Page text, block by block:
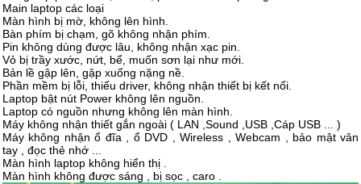
Main laptop các loại
Màn hình bị mờ, không lên hình.
Bàn phím bị chạm, gõ không nhận phím.
Pin không dùng được lâu, không nhận xạc pin.
Vỏ bị trầy xước, nứt, bể, muốn sơn lại như mới.
Bản lề gập lên, gập xuống nặng nề.
Phần mềm bị lỗi, thiếu driver, không nhận thiết bị kết nối.
Laptop bật nút Power không lên nguồn.
Laptop có nguồn nhưng không lên màn hình.
Máy không nhận thiết gắn ngoài ( LAN ,Sound ,USB ,Cáp USB ... )
Máy không nhận ổ đĩa , ổ DVD , Wireless , Webcam , bảo mật vân
tay , đọc thẻ nhớ ...
Màn hình laptop không hiển thị .
Màn hình không được sáng , bị sọc , caro .